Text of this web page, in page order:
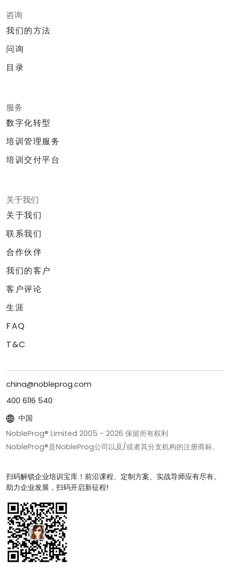
咨询
我们的方法
问询
目录
服务
数字化转型
培训管理服务
培训交付平台
关于我们
关于我们
联系我们
合作伙伴
我们的客户
客户评论
生涯
FAQ
T&C
china@nobleprog.com
400 6116 540
中国
NobleProg® Limited 2005 - 2026 保留所有权利
NobleProg®是NobleProg公司以及/或者其分支机构的注册商标。
扫码解锁企业培训宝库！前沿课程、定制方案、实战导师应有尽有。
助力企业发展，扫码开启新征程!